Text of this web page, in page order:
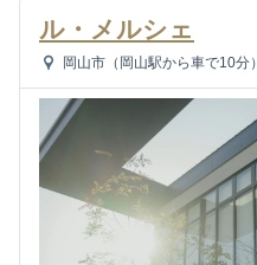
ル・メルシェ
岡山市（岡山駅から車で10分）